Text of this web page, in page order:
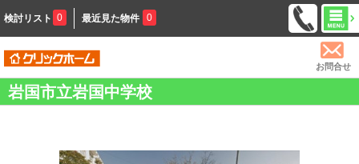
検討リスト 0 最近見た物件 0
お問合せ
岩国市立岩国中学校